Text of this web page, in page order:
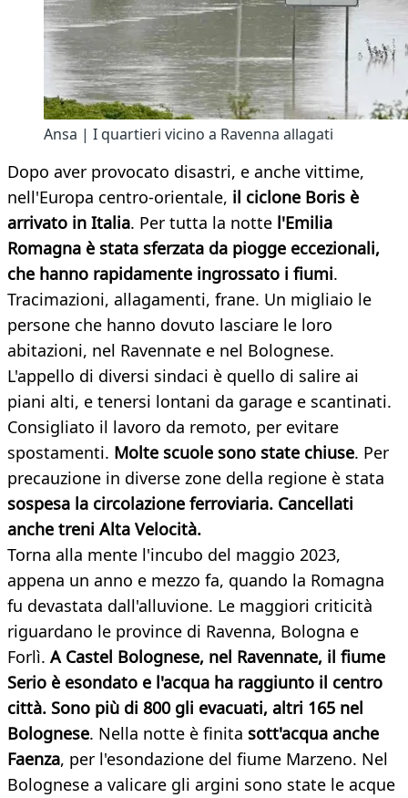
Ansa | I quartieri vicino a Ravenna allagati
Dopo aver provocato disastri, e anche vittime,
nell'Europa centro-orientale, il ciclone Boris è
arrivato in Italia. Per tutta la notte l'Emilia
Romagna è stata sferzata da piogge eccezionali,
che hanno rapidamente ingrossato i fiumi.
Tracimazioni, allagamenti, frane. Un migliaio le
persone che hanno dovuto lasciare le loro
abitazioni, nel Ravennate e nel Bolognese.
L'appello di diversi sindaci è quello di salire ai
piani alti, e tenersi lontani da garage e scantinati.
Consigliato il lavoro da remoto, per evitare
spostamenti. Molte scuole sono state chiuse. Per
precauzione in diverse zone della regione è stata
sospesa la circolazione ferroviaria. Cancellati
anche treni Alta Velocità.
Torna alla mente l'incubo del maggio 2023,
appena un anno e mezzo fa, quando la Romagna
fu devastata dall'alluvione. Le maggiori criticità
riguardano le province di Ravenna, Bologna e
Forlì. A Castel Bolognese, nel Ravennate, il fiume
Serio è esondato e l'acqua ha raggiunto il centro
città. Sono più di 800 gli evacuati, altri 165 nel
Bolognese. Nella notte è finita sott'acqua anche
Faenza, per l'esondazione del fiume Marzeno. Nel
Bolognese a valicare gli argini sono state le acque